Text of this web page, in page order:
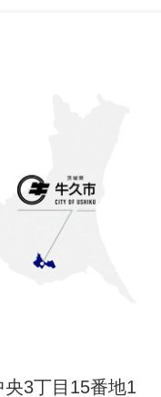
3丁目15番地1